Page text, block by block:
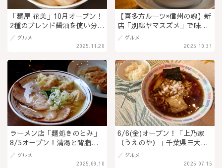
「麺屋 花美」10月オープン！
2種のブレンド醤油を使い分け
る風味豊かな醤油ラーメン。
JR松本駅近くの好立地【長野
2025.11.20
グルメ
【喜多方ルーツ×信州の魂】新
店「別邸ヤマスズメ」で味わ
う、豚清湯と背脂中華！そし
て嬉しい無料ごはん＠長野県
2025.10.31
グルメ
ラーメン店「麺処きのとみ」
8/5オープン！清湯と背脂豚
骨で三世代に愛される一杯を
〈諏訪地域の新店〉＠長野県
2025.09.10
グルメ
6/6(金)オープン！「上乃家
（うえのや）」千葉県三大ご
当地ラーメンの一つ”竹岡式
ラーメン”を提供！長野県内
2025.07.15
グルメ